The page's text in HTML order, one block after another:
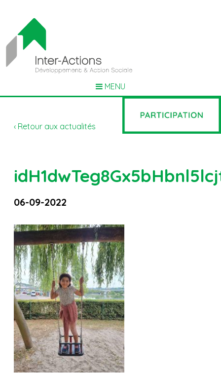
MENU
‹ Retour aux actualités
06-09-2022